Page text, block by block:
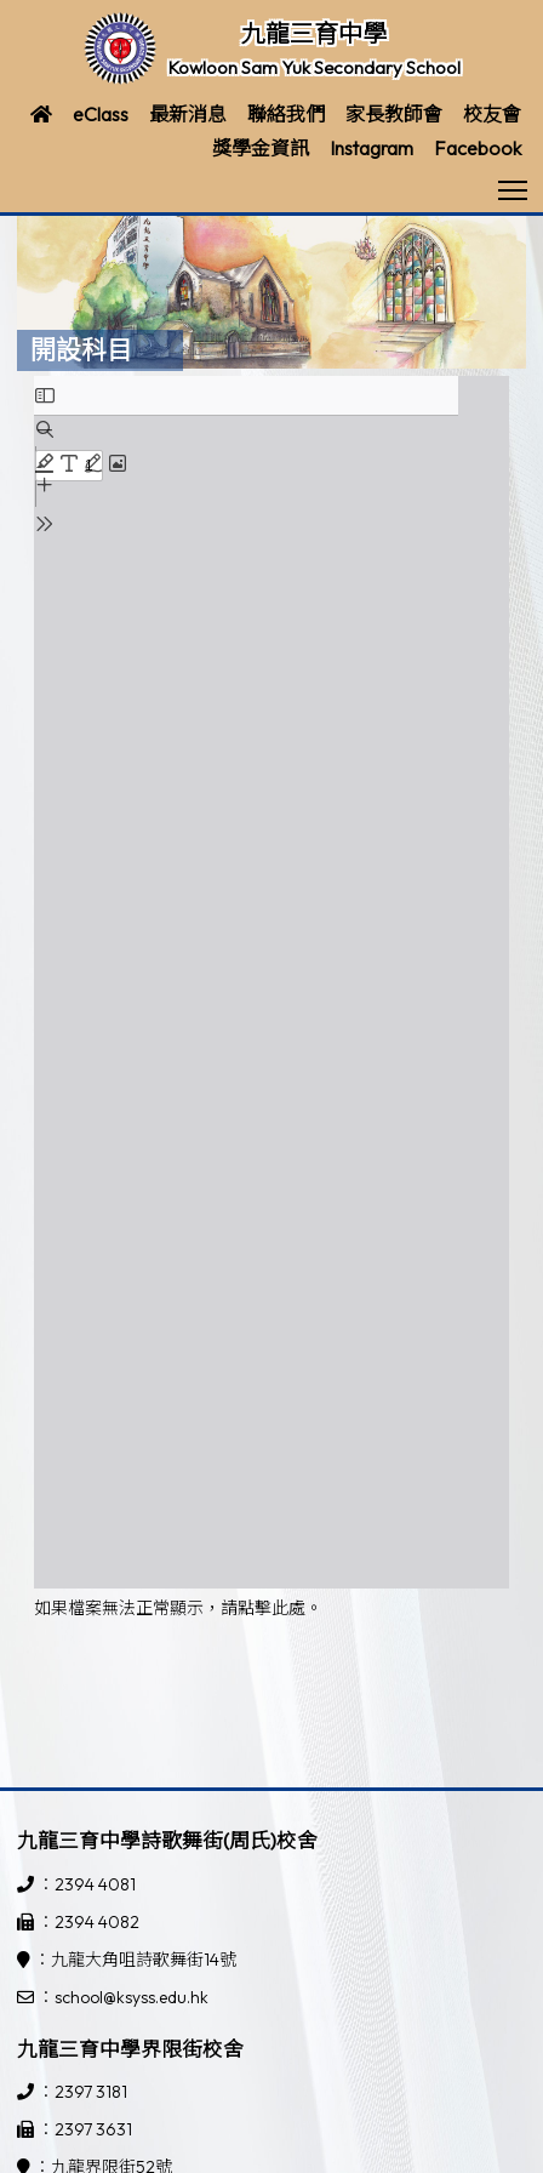
九龍三育中學
Kowloon Sam Yuk Secondary School
eClass 最新消息 聯絡我們 家長教師會
校友會
獎學金資訊
Instagram Facebook
開設科目
如果檔案無法正常顯示，請點擊此處。
九龍三育中學詩歌舞街(周氏)校舍
：2394 4081
：2394 4082
：九龍大角咀詩歌舞街14號
：school@ksyss.edu.hk
九龍三育中學界限街校舍
：2397 3181
：2397 3631
：九龍界限街52號